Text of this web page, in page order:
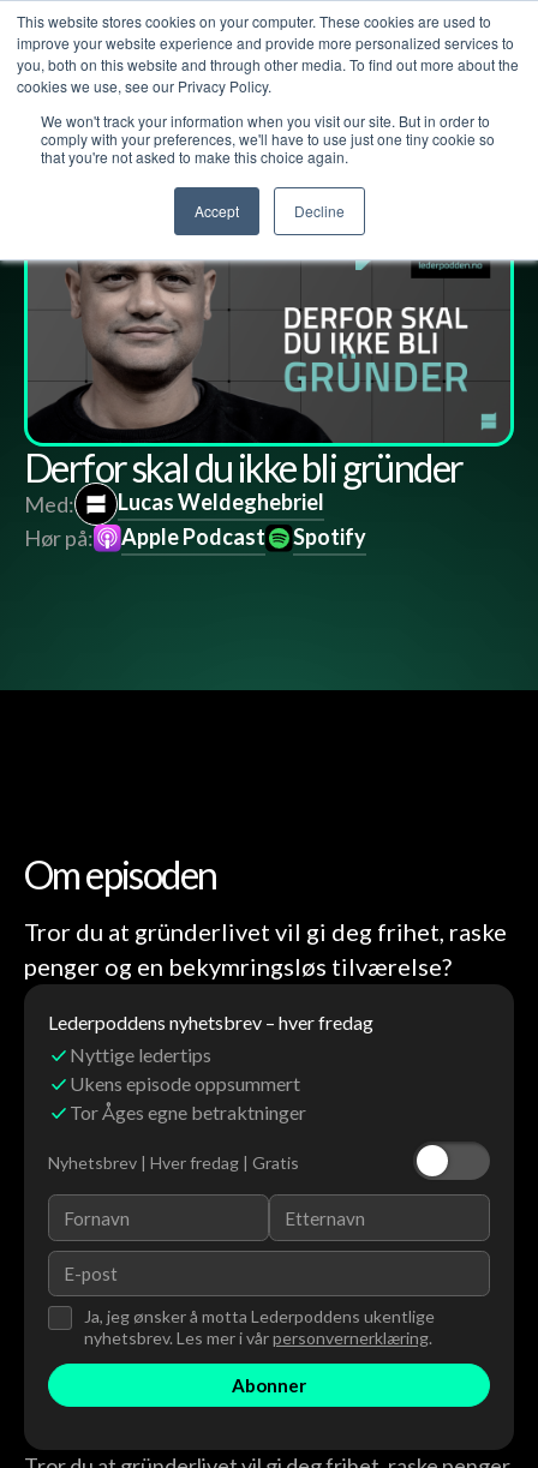
This website stores cookies on your computer. These cookies are used to
improve your website experience and provide more personalized services to
you, both on this website and through other media. To find out more about the
cookies we use, see our Privacy Policy.
We won't track your information when you visit our site. But in order to
comply with your preferences, we'll have to use just one tiny cookie so
that you're not asked to make this choice again.
Accept Decline
Lederpodden 19nov2021 95 Del
Derfor skal du ikke bli gründer
Med:
Lucas Weldeghebriel
Hør på:
Apple Podcast Spotify
Om episoden
Tror du at gründerlivet vil gi deg frihet, raske
penger og en bekymringsløs tilværelse?
Lederpoddens nyhetsbrev – hver fredag
Nyttige ledertips
Ukens episode oppsummert
Tor Åges egne betraktninger
Nyhetsbrev | Hver fredag | Gratis
Ja, jeg ønsker å motta Lederpoddens ukentlige
nyhetsbrev. Les mer i vårpersonvernerklæring.